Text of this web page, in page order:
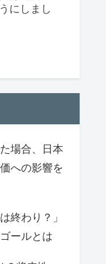
にしまし
場合、日本
への影響を
終わり？」
ールとは